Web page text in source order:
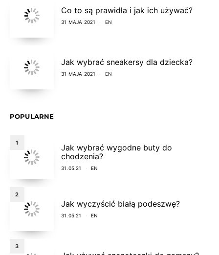
Co to są prawidła i jak ich używać?
31 MAJA 2021 EN
Jak wybrać sneakersy dla dziecka?
31 MAJA 2021 EN
POPULARNE
1
Jak wybrać wygodne buty do
chodzenia?
31.05.21 EN
2
Jak wyczyścić białą podeszwę?
31.05.21 EN
3